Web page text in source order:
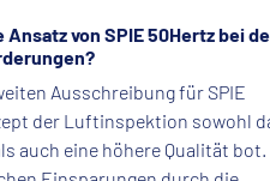
von SPIE 50Hertz bei
Ausschreibung für SPIE
der Luftinspektion sowohl
auch eine höhere Qualität bot.